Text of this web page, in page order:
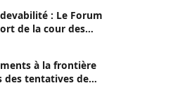
: Le Forum
de la cour des
à la frontière
des tentatives de